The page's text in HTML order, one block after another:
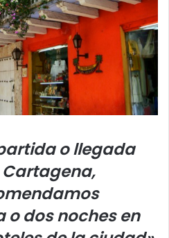
o llegada
Cartagena,
o dos noches en